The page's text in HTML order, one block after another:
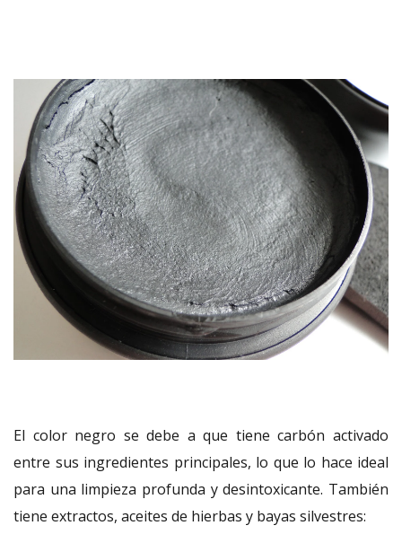
El color negro se debe a que tiene carbón activado
entre sus ingredientes principales, lo que lo hace ideal
para una limpieza profunda y desintoxicante. También
tiene extractos, aceites de hierbas y bayas silvestres: